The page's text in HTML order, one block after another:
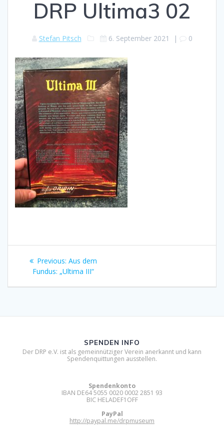
DRP Ultima3 02
Stefan Pitsch 6. September 2021 | 0
Beitragsnavigation
Previous: Previous
post:
Aus dem
Fundus: „Ultima III“
SPENDEN INFO
Der DRP e.V. ist als gemeinnütziger Verein anerkannt und kann
Spendenquittungen ausstellen.
Spendenkonto
IBAN DE64 5055 0020 0002 2851 93
BIC HELADEF1OFF
PayPal
http://paypal.me/drpmuseum